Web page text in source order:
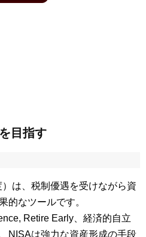
目指す
は、税制優遇を受けながら資
的なツールです。
Retire Early、経済的自立
NISAは強力な資産形成の手段